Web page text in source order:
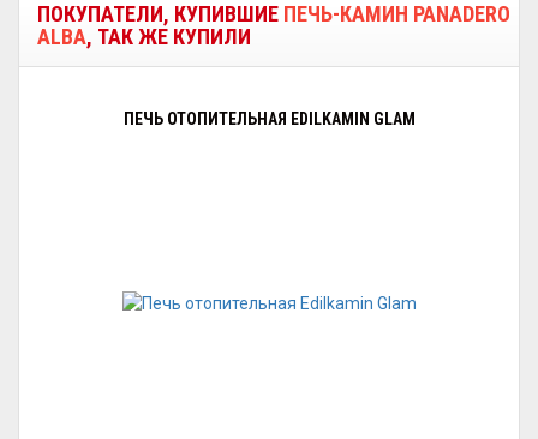
ПОКУПАТЕЛИ, КУПИВШИЕ ПЕЧЬ-КАМИН PANADERO
ALBA, ТАК ЖЕ КУПИЛИ
ПЕЧЬ ОТОПИТЕЛЬНАЯ EDILKAMIN GLAM